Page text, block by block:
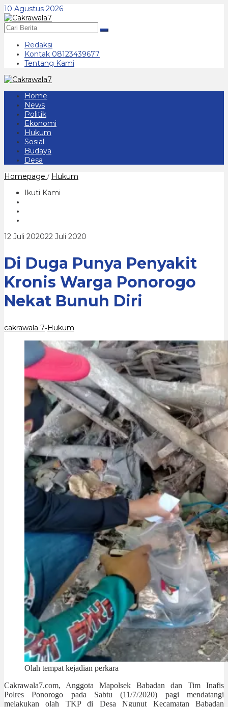
Lewati
ke
konten
10 Agustus 2026
Redaksi
Kontak 08123439677
Tentang Kami
Home
News
Politik
Ekonomi
Hukum
Sosial
Budaya
Desa
Homepage / Hukum
Nekat
Bunuh
Ikuti Kami
12 Juli 202022 Juli 2020
Di Duga Punya Penyakit
Kronis Warga Ponorogo
Nekat Bunuh Diri
cakrawala 7-Hukum
Olah tempat kejadian perkara
Cakrawala7.com, Anggota Mapolsek Babadan dan Tim Inafis
Polres Ponorogo pada Sabtu (11/7/2020) pagi mendatangi
melakukan olah TKP di Desa Ngunut Kecamatan Babadan